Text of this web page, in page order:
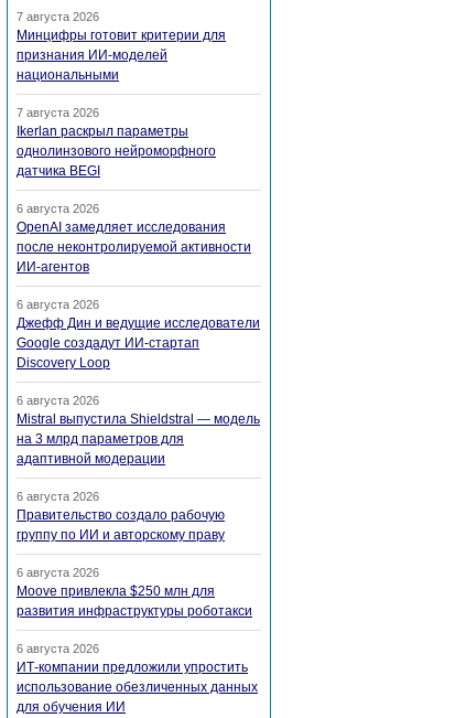
7 августа 2026
Минцифры готовит критерии для
признания ИИ-моделей
национальными
7 августа 2026
Ikerlan раскрыл параметры
однолинзового нейроморфного
датчика BEGI
6 августа 2026
OpenAI замедляет исследования
после неконтролируемой активности
ИИ-агентов
6 августа 2026
Джефф Дин и ведущие исследователи
Google создадут ИИ-стартап
Discovery Loop
6 августа 2026
Mistral выпустила Shieldstral — модель
на 3 млрд параметров для
адаптивной модерации
6 августа 2026
Правительство создало рабочую
группу по ИИ и авторскому праву
6 августа 2026
Moove привлекла $250 млн для
развития инфраструктуры роботакси
6 августа 2026
ИТ-компании предложили упростить
использование обезличенных данных
для обучения ИИ